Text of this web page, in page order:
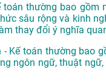
toán thường bao
sâu rộng và kinh
thay đổi ý nghĩa
- Kế toán thường bao
ngôn ngữ, thuật